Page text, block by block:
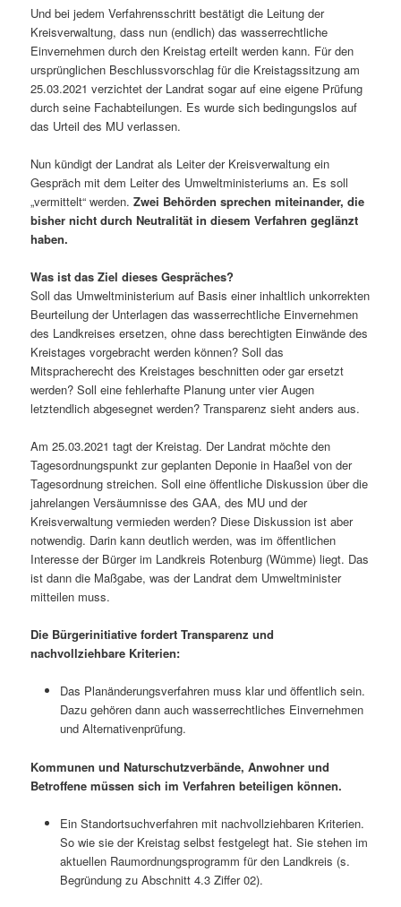
Und bei jedem Verfahrensschritt bestätigt die Leitung der
Kreisverwaltung, dass nun (endlich) das wasserrechtliche
Einvernehmen durch den Kreistag erteilt werden kann. Für den
ursprünglichen Beschlussvorschlag für die Kreistagssitzung am
25.03.2021 verzichtet der Landrat sogar auf eine eigene Prüfung
durch seine Fachabteilungen. Es wurde sich bedingungslos auf
das Urteil des MU verlassen.
Nun kündigt der Landrat als Leiter der Kreisverwaltung ein
Gespräch mit dem Leiter des Umweltministeriums an. Es soll
„vermittelt“ werden.Zwei Behörden sprechen miteinander, die
bisher nicht durch Neutralität in diesem Verfahren geglänzt
haben.
Was ist das Ziel dieses Gespräches?
Soll das Umweltministerium auf Basis einer inhaltlich unkorrekten
Beurteilung der Unterlagen das wasserrechtliche Einvernehmen
des Landkreises ersetzen, ohne dass berechtigten Einwände des
Kreistages vorgebracht werden können? Soll das
Mitspracherecht des Kreistages beschnitten oder gar ersetzt
werden? Soll eine fehlerhafte Planung unter vier Augen
letztendlich abgesegnet werden? Transparenz sieht anders aus.
Am 25.03.2021 tagt der Kreistag. Der Landrat möchte den
Tagesordnungspunkt zur geplanten Deponie in Haaßel von der
Tagesordnung streichen. Soll eine öffentliche Diskussion über die
jahrelangen Versäumnisse des GAA, des MU und der
Kreisverwaltung vermieden werden? Diese Diskussion ist aber
notwendig. Darin kann deutlich werden, was im öffentlichen
Interesse der Bürger im Landkreis Rotenburg (Wümme) liegt. Das
ist dann die Maßgabe, was der Landrat dem Umweltminister
mitteilen muss.
Die Bürgerinitiative fordert Transparenz und
nachvollziehbare Kriterien:
Das Planänderungsverfahren muss klar und öffentlich sein.
Dazu gehören dann auch wasserrechtliches Einvernehmen
und Alternativenprüfung.
Kommunen und Naturschutzverbände, Anwohner und
Betroffene müssen sich im Verfahren beteiligen können.
Ein Standortsuchverfahren mit nachvollziehbaren Kriterien.
So wie sie der Kreistag selbst festgelegt hat. Sie stehen im
aktuellen Raumordnungsprogramm für den Landkreis (s.
Begründung zu Abschnitt 4.3 Ziffer 02).